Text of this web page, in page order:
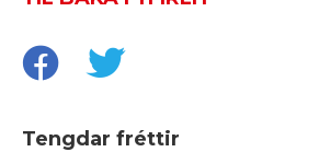
Tengdar fréttir